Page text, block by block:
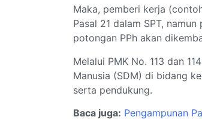
Maka, pemberi kerja
Pasal 21 dalam SPT,
potongan PPh akan
Melalui PMK No. 113 dan
Manusia (SDM) di bidang
serta pendukung.
Baca juga: Pengampunan